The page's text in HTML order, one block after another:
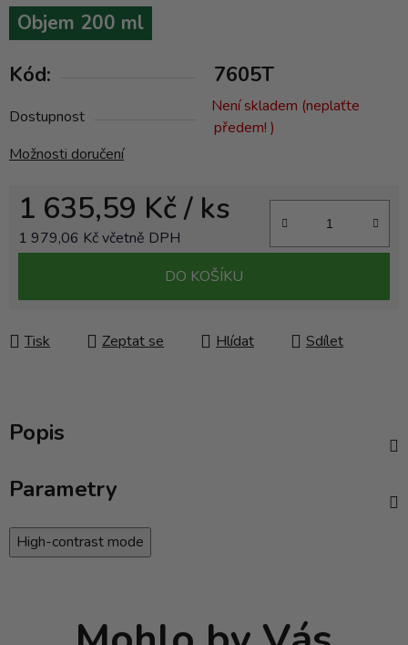
Objem 200 ml
Kód: 7605T
Dostupnost
Není skladem (neplaťte
předem! )
Možnosti doručení
1 635,59 Kč/ ks
1 979,06 Kč včetně DPH
DO KOŠÍKU
Tisk Zeptat se Hlídat Sdílet
Popis
Parametry
High-contrast mode